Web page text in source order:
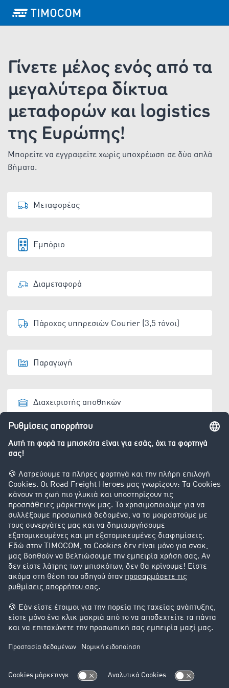
Γίνετε μέλος ενός από τα
μεγαλύτερα δίκτυα
μεταφορών και logistics
της Ευρώπης!
Μπορείτε να εγγραφείτε χωρίς υποχρέωση σε δύο απλά
βήματα.
Μεταφορέας
Εμπόριο
Διαμεταφορά
Πάροχος υπηρεσιών Courier (3,5 τόνοι)
Παραγωγή
Διαχειριστής αποθηκών
Οχήμα Αποβλήτων
Ιδιώτης
Επικοινωνία
+49 211 88 26 53 00
salessupport@timocom.com